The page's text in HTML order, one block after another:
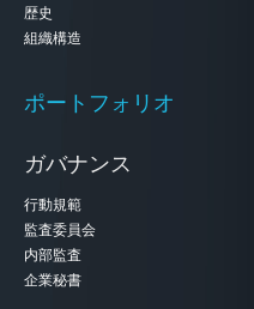
歴史
組織構造
ポートフォリオ
ガバナンス
行動規範
監査委員会
内部監査
企業秘書